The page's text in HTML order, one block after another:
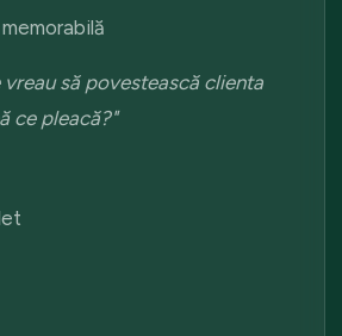
vreau să povestească clienta
ce pleacă?"